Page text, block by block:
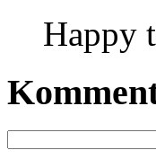
Happy